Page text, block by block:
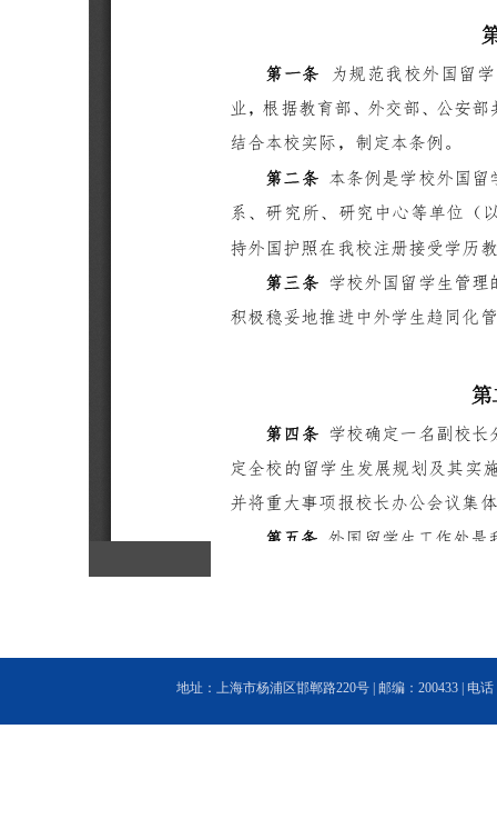
地址：上海市杨浦区邯郸路220号 | 邮编：200433 | 电